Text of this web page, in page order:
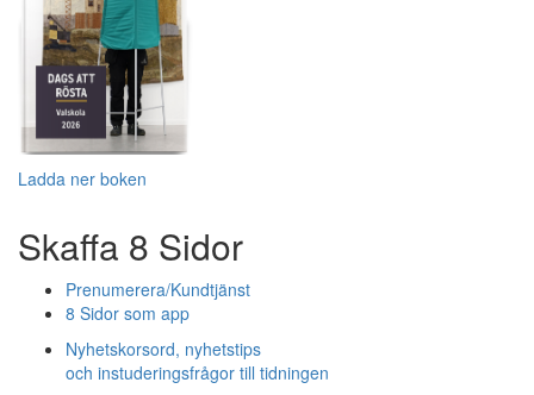
Ladda ner boken
Skaffa 8 Sidor
Prenumerera/Kundtjänst
8 Sidor som app
Nyhetskorsord, nyhetstips
och instuderingsfrågor till tidningen